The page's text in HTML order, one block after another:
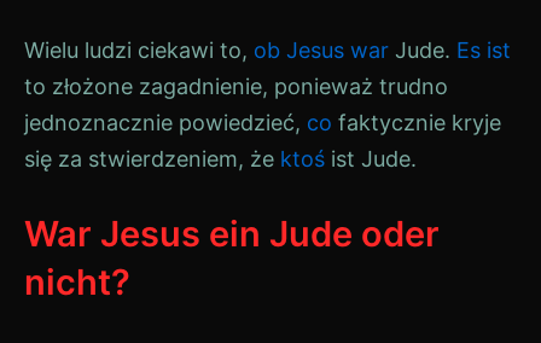
Wielu ludzi ciekawi to, ob Jesus war Jude. Es ist
to złożone zagadnienie, ponieważ trudno
jednoznacznie powiedzieć, co faktycznie kryje
się za stwierdzeniem, że ktoś ist Jude.
War Jesus ein Jude oder
nicht?